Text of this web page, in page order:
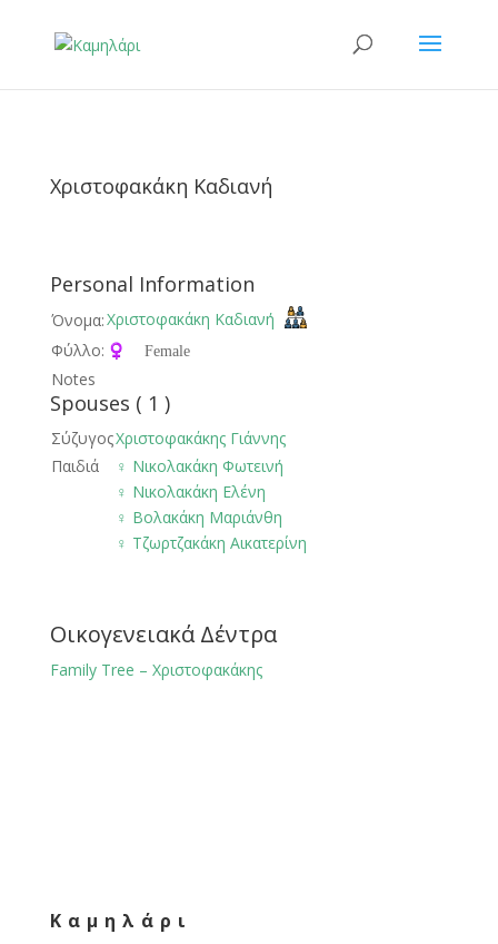
Χριστοφακάκη Καδιανή
Personal Information
Όνομα:Χριστοφακάκη Καδιανή
Φύλλο: ♀️ Female
Notes
Spouses ( 1 )
ΣύζυγοςΧριστοφακάκης Γιάννης
Παιδιά
♀️ Νικολακάκη Φωτεινή
♀️ Νικολακάκη Ελένη
♀️ Βολακάκη Μαριάνθη
♀️ Τζωρτζακάκη Αικατερίνη
Οικογενειακά Δέντρα
Family Tree – Χριστοφακάκης
Καμηλάρι